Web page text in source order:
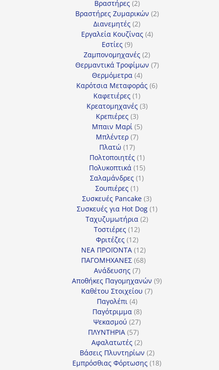
προϊόντα
Βραστήρες 22
προϊόντα
Βραστήρες Ζυμαρικών 22
Διανεμητές 22
προϊόντα
Εργαλεία Κουζίνας 44
Εστίες 99
προϊόντα
Ζαμπονομηχανές 22
προϊόντα
Θερμαντικά Τροφίμων 77
Θερμόμετρα 44
προϊόντα
Καρότσια Μεταφοράς 66
Καφετιέρες 11
προϊόν
Κρεατομηχανές 33
Κρεπιέρες 33
προϊόντα
Μπαιν Μαρί 55
Μπλέντερ 77
Πλατώ 1717
προϊόντα
Πολτοποιητές 11
προϊόν
Πολυκοπτικά 1515
προϊόντα
Σαλαμάνδρες 11
Σουπιέρες 11
προϊόν
Συσκευές Pancake 33
προϊόντα
Συσκευές για Hot Dog 11
Ταχυζυμωτήρια 22
Τοστιέρες 1212
προϊόντα
Φριτέζες 1212
προϊόντα
ΝΕΑ ΠΡΟΪΟΝΤΑ 1212
προϊόντα
ΠΑΓΟΜΗΧΑΝΕΣ 6868
Ανάδευσης 77
προϊόντα
Αποθήκες Παγομηχανών 99
Καθέτου Στοιχείου 77
Παγολέπι 44
προϊόντα
Παγότριμμα 88
προϊόντα
Ψεκασμού 2727
προϊόντα
ΠΛΥΝΤΗΡΙΑ 5757
προϊόντα
Αφαλατωτές 22
προϊόντα
Βάσεις Πλυντηρίων 22
προϊόντα
Εμπρόσθιας Φόρτωσης 1818